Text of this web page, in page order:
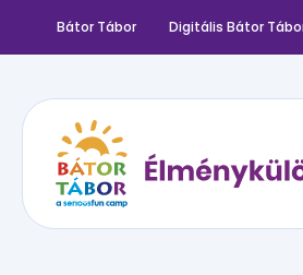
Bátor Tábor Digitális Bátor